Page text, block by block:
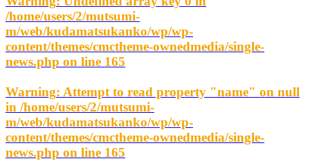
/home/users/2/mutsumi-
m/web/kudamatsukanko/wp/wp-
content/themes/cmctheme-ownedmedia/single-
news.php on line 165
Warning: Attempt to read property "name" on null
in /home/users/2/mutsumi-
m/web/kudamatsukanko/wp/wp-
content/themes/cmctheme-ownedmedia/single-
news.php on line 165